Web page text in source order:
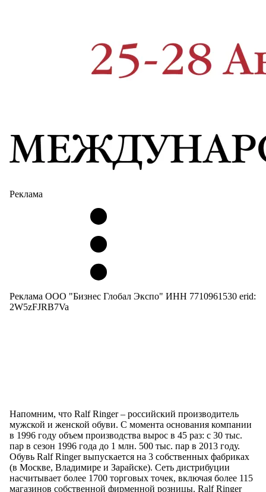
Реклама
Реклама ООО "Бизнес Глобал Экспо" ИНН 7710961530 erid:
2W5zFJRB7Va
Напомним, что Ralf Ringer – российский производитель
мужской и женской обуви. С момента основания компании
в 1996 году объем производства вырос в 45 раз: с 30 тыс.
пар в сезон 1996 года до 1 млн. 500 тыс. пар в 2013 году.
Обувь Ralf Ringer выпускается на 3 собственных фабриках
(в Москве, Владимире и Зарайске). Сеть дистрибуции
насчитывает более 1700 торговых точек, включая более 115
магазинов собственной фирменной розницы. Ralf Ringer